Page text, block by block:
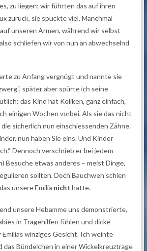
zu liegen; wir führten das auf ihren
zurück, sie spuckte viel. Manchmal
unseren Armen, während wir selbst
schliefen wir von nun an abwechselnd
zu Anfang vergnügt und nannte sie
später aber spürte ich seine
das Kind hat Koliken, ganz einfach,
einigen Wochen vorbei. Als sie das nicht
sicherlich nun einschiessenden Zähne.
nun haben Sie eins. Und Kinder
Dennoch verschrieb er bei jedem
Besuche etwas anderes – meist Dinge,
sollten. Doch Bauchweh schien
unsere Emilia nicht hatte.
unsere Hebamme uns demonstrierte,
in Tragehilfen fühlen und dicke
Emilias winziges Gesicht. Ich weinte
das Bündelchen in einer Wickelkreuztrage